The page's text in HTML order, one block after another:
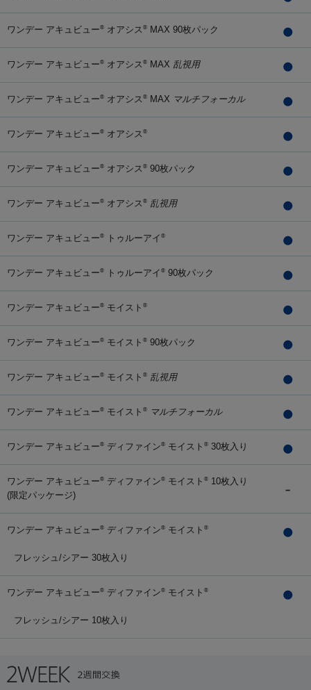
ワンデー アキュビュー® オアシス ® MAX 90枚パック
ワンデー アキュビュー® オアシス ® MAX 乱視用
ワンデー アキュビュー® オアシス ® MAX マルチフォーカル
ワンデー アキュビュー® オアシス ®
ワンデー アキュビュー® オアシス ® 90枚パック
ワンデー アキュビュー® オアシス ® 乱視用
ワンデー アキュビュー® トゥルーアイ ®
ワンデー アキュビュー® トゥルーアイ ® 90枚パック
ワンデー アキュビュー® モイスト ®
ワンデー アキュビュー® モイスト ® 90枚パック
ワンデー アキュビュー® モイスト ® 乱視用
ワンデー アキュビュー® モイスト ® マルチフォーカル
ワンデー アキュビュー® ディファイン® モイスト ® 30枚入り
ワンデー アキュビュー® ディファイン® モイスト ® 10枚入り
(限定パッケージ)
ワンデー アキュビュー® ディファイン® モイスト ®
フレッシュ/シアー 30枚入り
ワンデー アキュビュー® ディファイン® モイスト ®
フレッシュ/シアー 10枚入り